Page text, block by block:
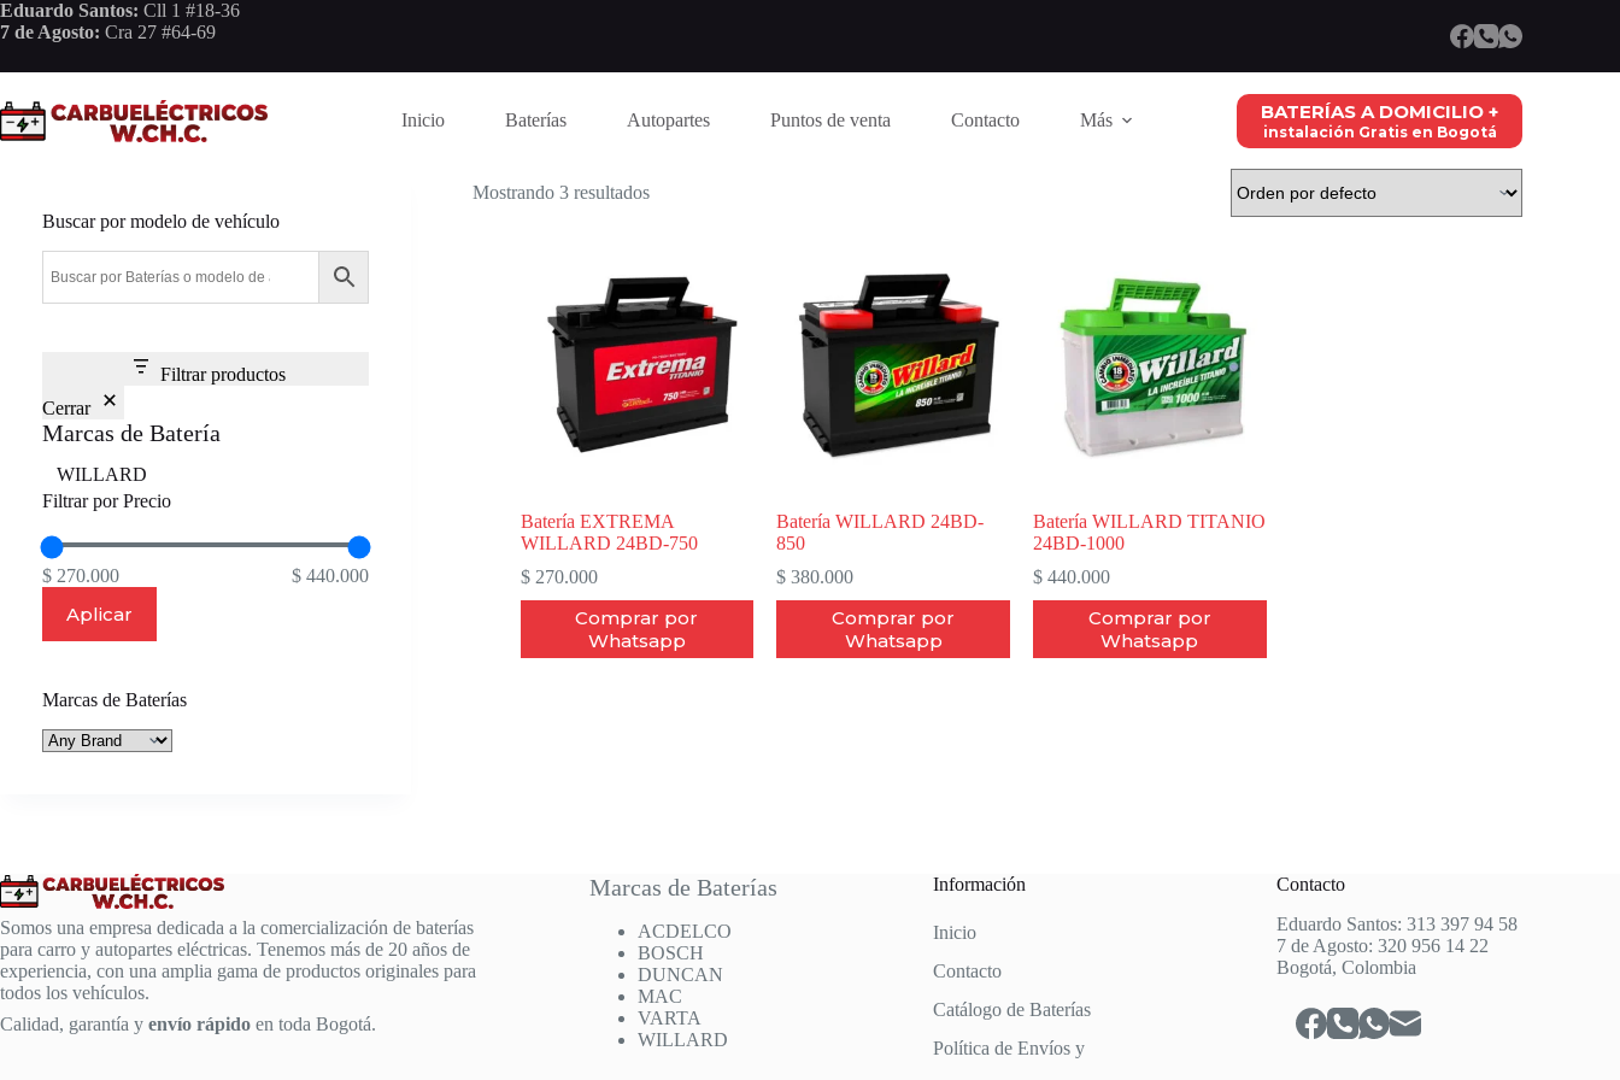
Saltar
al
Eduardo Santos: Cll 1 #18-36
7 de Agosto: Cra 27 #64-69
Inicio Baterías Autopartes Puntos de venta Contacto Más BATERÍAS A DOMICILIO +
instalación Gratis en Bogotá
Mostrando 3 resultados
Batería EXTREMA
WILLARD 24BD-750
$270.000
Comprar por
Whatsapp
Batería WILLARD 24BD-
850
$ 380.000
Comprar por
Whatsapp
Batería WILLARD TITANIO
24BD-1000
$440.000
Comprar por
Whatsapp
Buscar por modelo de vehículo
Filtrar productos
Cerrar
Marcas de Batería
Marca
WILLARD
Filtrar por Precio
$ 270.000 $ 440.000
Aplicar
Marcas de Baterías
Somos una empresa dedicada a la comercialización de baterías
para carro y autopartes eléctricas. Tenemos más de 20 años de
experiencia, con una amplia gama de productos originales para
todos los vehículos.
Calidad, garantía y envío rápido en toda Bogotá.
Marcas de Baterías
ACDELCO
BOSCH
DUNCAN
MAC
VARTA
WILLARD
Información
Inicio
Contacto
Catálogo de Baterías
Política de Envíos y
Contacto
Eduardo Santos: 313 397 94 58
7 de Agosto: 320 956 14 22
Bogotá, Colombia